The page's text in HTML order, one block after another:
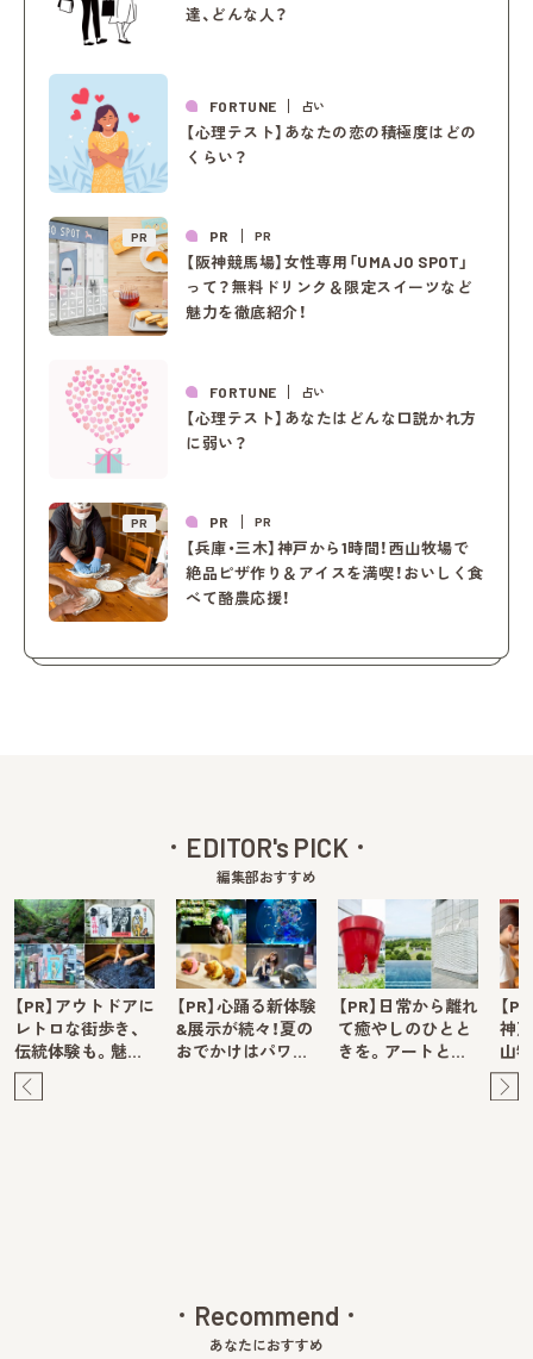
達、どんな人？
FORTUNE 占い
【心理テスト】あなたの恋の積極度はどの
くらい？
PR PR PR
【阪神競馬場】女性専用「UMAJO SPOT」
って？無料ドリンク＆限定スイーツなど
魅力を徹底紹介！
FORTUNE 占い
【心理テスト】あなたはどんな口説かれ方
に弱い？
PR PR PR
【兵庫・三木】神戸から1時間！西山牧場で
絶品ピザ作り＆アイスを満喫！おいしく食
べて酪農応援！
EDITOR's PICK
編集部おすすめ
【PR】アウトドアに
レトロな街歩き、
伝統体験も。魅…
【PR】心踊る新体験
&展示が続々！夏の
おでかけはパワ…
【PR】日常から離れ
て癒やしのひとと
きを。アートと…
【
神
山
Recommend
あなたにおすすめ